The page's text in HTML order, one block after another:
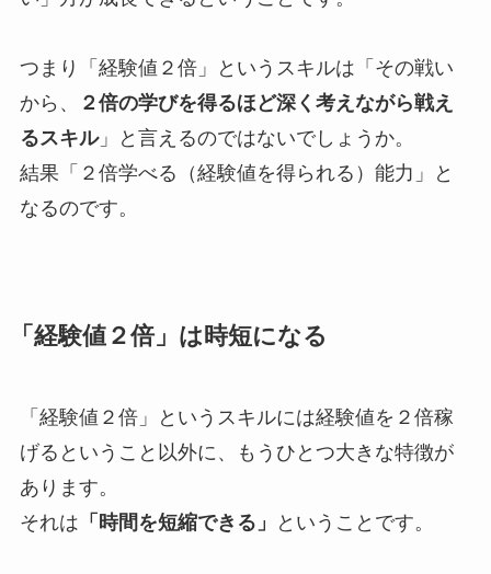
つまり「経験値２倍」というスキルは「その戦い
から、
２倍の学びを得るほど深く考えながら戦え
るスキル」と言えるのではないでしょうか。
結果「２倍学べる（経験値を得られる）能力」と
なるのです。
「経験値２倍」は時短になる
「経験値２倍」というスキルには経験値を２倍稼
げるということ以外に、もうひとつ大きな特徴が
あります。
それは 「時間を短縮できる」 ということです。